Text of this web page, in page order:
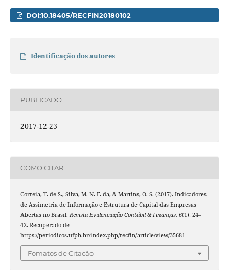
DOI:10.18405/RECFIN20180102
Identificação dos autores
PUBLICADO
2017-12-23
COMO CITAR
Correia, T. de S., Silva, M. N. F. da, & Martins, O. S. (2017). Indicadores
de Assimetria de Informação e Estrutura de Capital das Empresas
Abertas no Brasil. Revista Evidenciação Contábil & Finanças, 6(1), 24–
42. Recuperado de
https://periodicos.ufpb.br/index.php/recfin/article/view/35681
Fomatos de Citação